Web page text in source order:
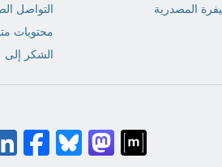
المصدرية
التواصل
محتويات
الشكر إلى